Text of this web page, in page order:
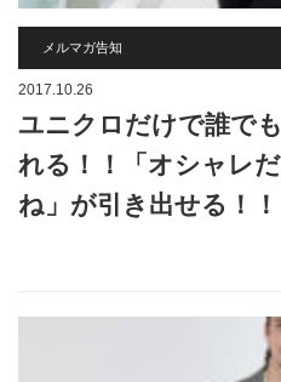
メルマガ告知
2017.10.26
ユニクロだけで誰で
れる！！「オシャレ
ね」が引き出せる！！